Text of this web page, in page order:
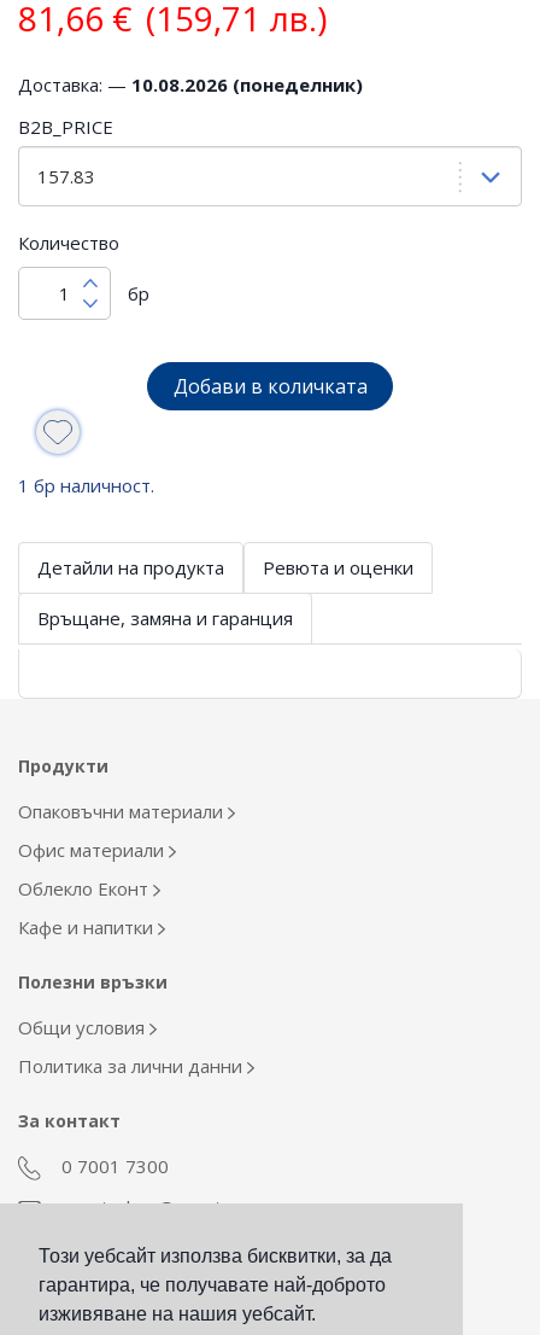
Този уебсайт използва бисквитки, за да
гарантира, че получавате най-доброто
изживяване на нашия уебсайт.
81,66 € (159,71 лв.)
Доставка: — 10.08.2026 (понеделник)
B2B_PRICE
Количество
бр
Добави в количката
1 бр наличност.
Детайли на продукта Ревюта и оценки
Връщане, замяна и гаранция
Продукти
Опаковъчни материали
Офис материали
Облекло Еконт
Кафе и напитки
Полезни връзки
Общи условия
Политика за лични данни
За контакт
0 7001 7300
econt_shop@econt.com
Екип Материални ресурси
otdel_mr@econt.com